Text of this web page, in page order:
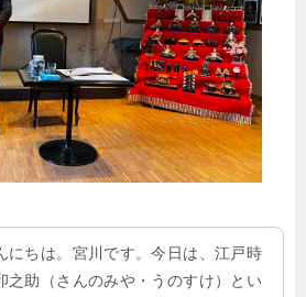
にちは。宮川です。今日は、江戸時
之助（さんのみや・うのすけ）とい